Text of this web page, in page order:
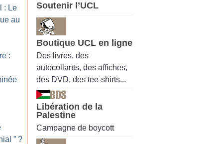
: Le
au
:
” ?
Soutenir l’UCL
Boutique UCL en ligne
Des livres, des
autocollants, des affiches,
des DVD, des tee-shirts...
Libération de la
Palestine
Campagne de boycott